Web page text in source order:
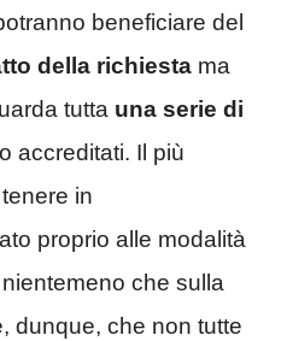
beneficiare del
della richiesta ma
tutta una serie di
accreditati. Il più
in
proprio alle modalità
che sulla
dunque, che non tutte